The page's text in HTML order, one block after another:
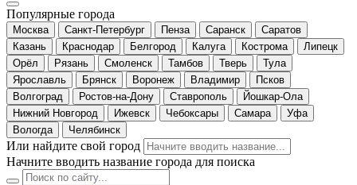
Популярные города
Москва Санкт-Петербург Пенза Саранск
Саратов
Казань
Краснодар Белгород Калуга Кострома
Липецк
Орёл
Рязань Смоленск Тамбов Тверь
Тула
Ярославль
Брянск Воронеж Владимир
Псков
Волгоград
Ростов-на-Дону Ставрополь
Йошкар-Ола
Нижний Новгород
Ижевск Чебоксары Самара
Уфа
Вологда
Челябинск
Или найдите свой город
Начните вводить название города для поиска